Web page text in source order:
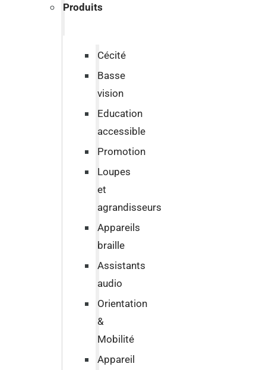
Produits
Cécité
Basse
vision
Education
accessible
Promotion
Loupes
et
agrandisseurs
Appareils
braille
Assistants
audio
Orientation
&
Mobilité
Appareil